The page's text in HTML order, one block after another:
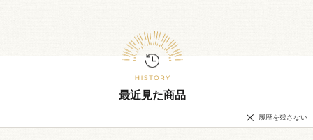
最近見た商品
履歴を残さない